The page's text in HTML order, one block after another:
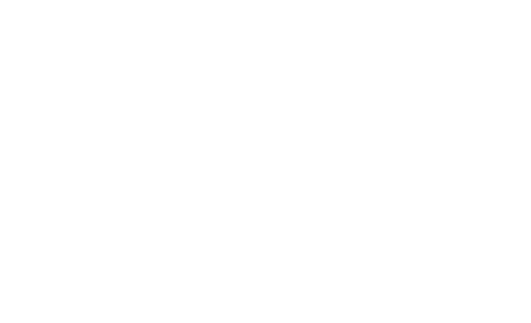
了承ください。
き作成されるも
をご了承くださ
です。
ありません。
です。
ず変更すること
) : 1000ppm、
、
可)を取得する
要な手段を講じ
これらの製造装